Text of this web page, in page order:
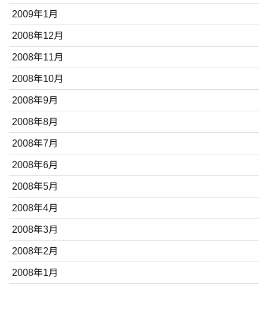
2009年1月
2008年12月
2008年11月
2008年10月
2008年9月
2008年8月
2008年7月
2008年6月
2008年5月
2008年4月
2008年3月
2008年2月
2008年1月